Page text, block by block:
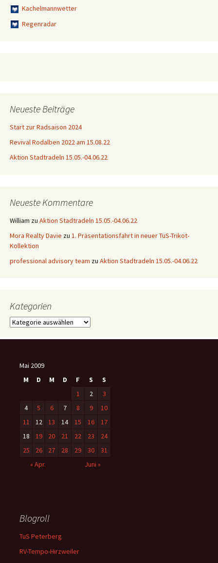
Kachelmannwetter
Regenradar
Neueste Beiträge
Start zur Radsaison 2024
Revival Rodalben 2022 am 15.08.22
Aktion Stadtradeln 15.05.-04.06.22
Neueste Kommentare
William zu Aktion Stadtradeln 15.05.-04.06.22
Mora Realty Davie zu 1. Präsentationsfahrt in neuer TuS-Trikot-
Kollektion
professional advisory team zu Aktion Stadtradeln 15.05.-04.06.22
Kategorien
Kategorien
Mai 2009
M
D M D F S
S
1
2
3
4
5 6 7 8 9
10
11
12 13 14 15 16
17
18
19 20 21 22 23
24
25
26 27 28 29 30
31
« Apr.
Juni »
Blogroll
TuS Peterberg
RV-Tempo-Hirzweiler